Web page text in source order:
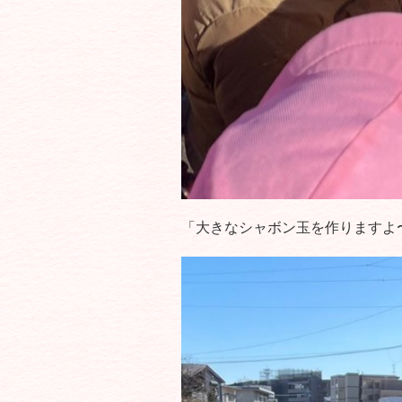
「大きなシャボン玉を作りますよ